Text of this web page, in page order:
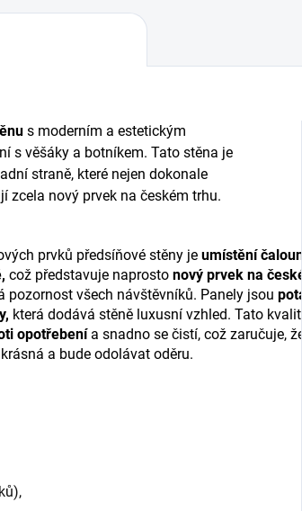
s moderním a estetickým
s věšáky a botníkem. Tato stěna je
straně, které nejen dokonale
zcela nový prvek na českém trhu.
prvků předsíňové stěny je umístění
což představuje naprosto nový prvek na
pozornost všech návštěvníků. Panely jsou
která dodává stěně luxusní vzhled. Tato
opotřebenía snadno se čistí, což zaručuje,
a bude odolávat oděru.